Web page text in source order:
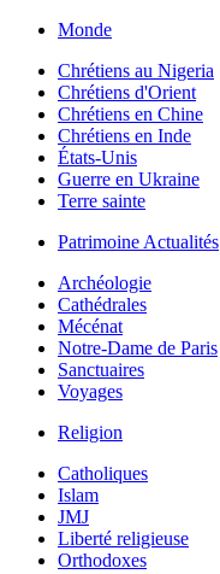
Monde
Chrétiens au Nigeria
Chrétiens d'Orient
Chrétiens en Chine
Chrétiens en Inde
États-Unis
Guerre en Ukraine
Terre sainte
Patrimoine Actualités
Archéologie
Cathédrales
Mécénat
Notre-Dame de Paris
Sanctuaires
Voyages
Religion
Catholiques
Islam
JMJ
Liberté religieuse
Orthodoxes